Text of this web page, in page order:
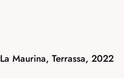
La Maurina, Terrassa, 2022